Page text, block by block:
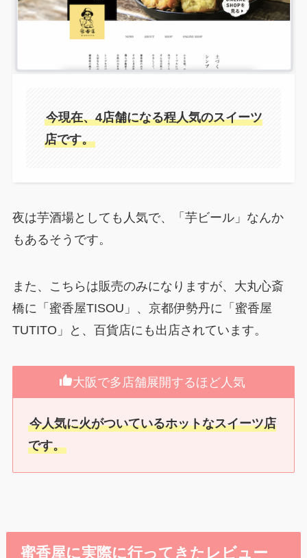
今現在、4店舗になる程人気のスイーツ
店です。
夜は芋酒場としても人気で、「芋ビール」なんか
もあるそうです。
また、こちらは販売のみになりますが、大丸心斎
橋に「蜜香屋TISOU」、京都伊勢丹に「蜜香屋
TUTITO」と、百貨店にも出店されています。
大阪で多店舗展開するほど人気
今人気に火がついているホットなスイーツ店
です。
蜜香屋に実際に行ってきたレビュー